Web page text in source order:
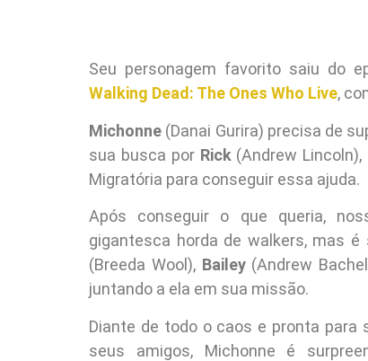
Seu personagem favorito saiu do
Walking Dead: The Ones Who Live,
Michonne (Danai Gurira) precisa de
sua busca por Rick (Andrew
Migratória para conseguir essa ajuda.
Após conseguir o que queria,
gigantesca horda de walkers, mas
(Breeda Wool), Bailey(Andrew
juntando a ela em sua missão.
Diante de todo o caos e pronta para
seus amigos, Michonne é